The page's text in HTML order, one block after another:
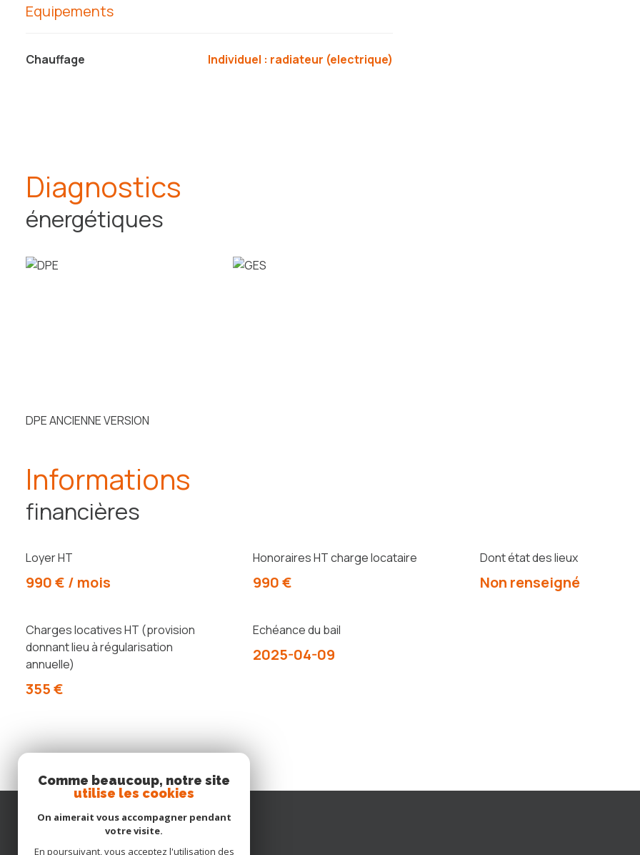
Equipements
Chauffage individuel : radiateur (electrique)
Diagnostics
énergétiques
DPE ANCIENNE VERSION
Informations
financières
Loyer HT
990 € / mois
Honoraires HT charge locataire
990 €
Dont état des lieux
Non renseigné
Charges locatives HT (provision
donnant lieu à régularisation
annuelle)
355 €
Echéance du bail
2025-04-09
Comme beaucoup, notre site
utilise les cookies
On aimerait vous accompagner pendant
votre visite.
En poursuivant, vous acceptez l'utilisation des